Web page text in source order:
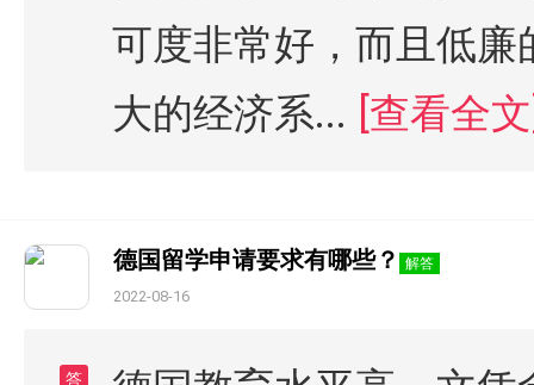
可度非常好，而且低
大的经济系... [查看全
德国留学申请要求有哪些？ 解答
2022-08-16
答